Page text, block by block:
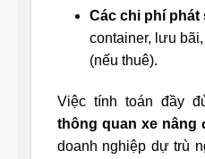
Các chi phí phát
container, lưu
(nếu thuê).
Việc tính toán đầy
thông quan xe nâng
doanh nghiệp dự trù